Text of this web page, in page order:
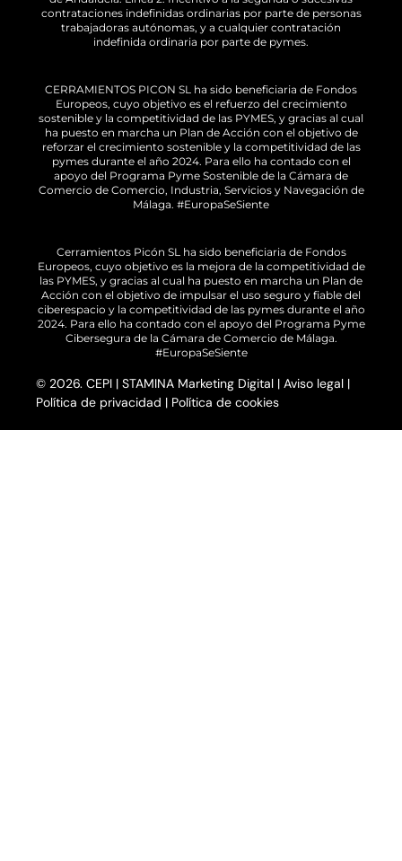
contrataciones indefinidas ordinarias por parte de personas
trabajadoras autónomas, y a cualquier contratación
indefinida ordinaria por parte de pymes.
CERRAMIENTOS PICON SL ha sido beneficiaria de Fondos
Europeos, cuyo objetivo es el refuerzo del crecimiento
sostenible y la competitividad de las PYMES, y gracias al cual
ha puesto en marcha un Plan de Acción con el objetivo de
reforzar el crecimiento sostenible y la competitividad de las
pymes durante el año 2024. Para ello ha contado con el
apoyo del Programa Pyme Sostenible de la Cámara de
Comercio de Comercio, Industria, Servicios y Navegación de
Málaga. #EuropaSeSiente
Cerramientos Picón SL ha sido beneficiaria de Fondos
Europeos, cuyo objetivo es la mejora de la competitividad de
las PYMES, y gracias al cual ha puesto en marcha un Plan de
Acción con el objetivo de impulsar el uso seguro y fiable del
ciberespacio y la competitividad de las pymes durante el año
2024. Para ello ha contado con el apoyo del Programa Pyme
Cibersegura de la Cámara de Comercio de Málaga.
#EuropaSeSiente
© 2026. CEPI | STAMINA Marketing Digital | Aviso legal |
Política de privacidad | Política de cookies